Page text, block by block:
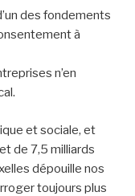
des fondements
à
n’en
et sociale, et
de 7,5 milliards
dépouille nos
toujours plus